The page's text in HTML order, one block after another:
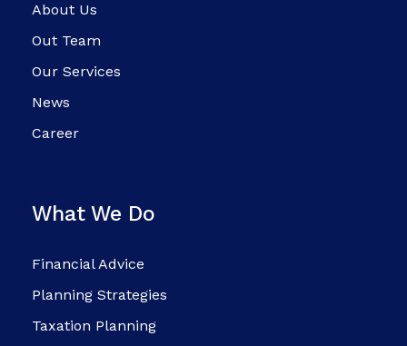
About Us
Out Team
Our Services
News
Career
What We Do
Financial Advice
Planning Strategies
Taxation Planning